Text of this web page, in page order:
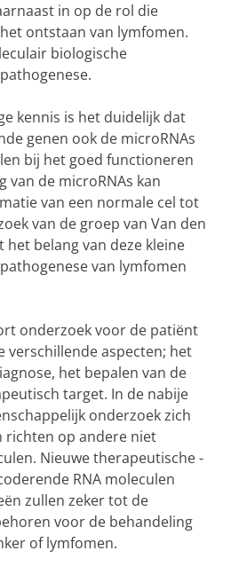
in op de rol die
ontstaan van lymfomen.
biologische
kennis is het duidelijk dat
genen ook de microRNAs
bij het goed functioneren
van de microRNAs kan
van een normale cel tot
van de groep van Van den
het belang van deze kleine
van lymfomen
onderzoek voor de patiënt
aspecten; het
het bepalen van de
target. In de nabije
onderzoek zich
richten op andere niet
Nieuwe therapeutische -
RNA moleculen
zullen zeker tot de
voor de behandeling
of lymfomen.